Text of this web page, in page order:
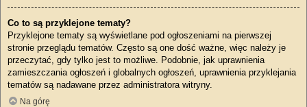
Co to są przyklejone tematy?
Przyklejone tematy są wyświetlane pod ogłoszeniami na pierwszej
stronie przeglądu tematów. Często są one dość ważne, więc należy je
przeczytać, gdy tylko jest to możliwe. Podobnie, jak uprawnienia
zamieszczania ogłoszeń i globalnych ogłoszeń, uprawnienia przyklejania
tematów są nadawane przez administratora witryny.
Na górę